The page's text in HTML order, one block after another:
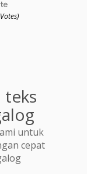
teks
untuk
cepat